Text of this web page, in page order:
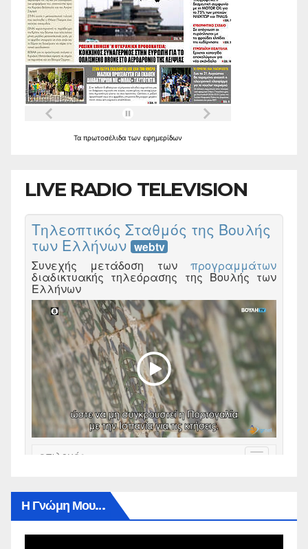
Τα πρωτοσέλιδα των εφημερίδων
LIVE RADIO TELEVISION
Η Γνώμη Μου…